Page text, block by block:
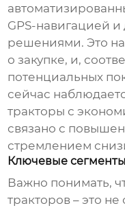
GPS-навигацией
решениями. Это
о закупке, и,
потенциальных
сейчас
тракторы с
связано с
стремлением
Ключевые
Важно понимать,
тракторов – это